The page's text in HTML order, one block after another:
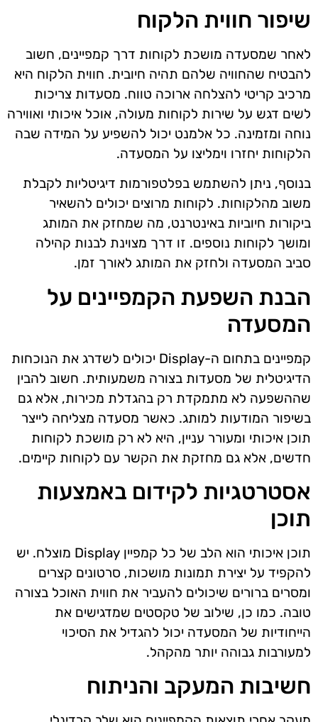
שיפור חווית הלקוח
לאחר שמסעדה מושכת לקוחות דרך קמפיינים, חשוב
להבטיח שהחוויה שלהם תהיה חיובית. חווית הלקוח היא
מרכיב קריטי להצלחה ארוכה טווח. מסעדות צריכות
לשים דגש על שירות לקוחות מעולה, אוכל איכותי ואווירה
נוחה ומזמינה. כל אלמנט יכול להשפיע על המידה שבה
הלקוחות יחזרו וימליצו על המסעדה.
בנוסף, ניתן להשתמש בפלטפורמות דיגיטליות לקבלת
משוב מהלקוחות. לקוחות מרוצים יכולים להשאיר
ביקורות חיוביות באינטרנט, מה שמחזק את המותג
ומושך לקוחות נוספים. זו דרך מצוינת לבנות קהילה
סביב המסעדה ולחזק את המותג לאורך זמן.
הבנת השפעת הקמפיינים על
המסעדה
קמפיינים בתחום ה-Display יכולים לשדרג את הנוכחות
הדיגיטלית של מסעדות בצורה משמעותית. חשוב להבין
שההשפעה לא מתמקדת רק בהגדלת מכירות, אלא גם
בשיפור המודעות למותג. כאשר מסעדה מצליחה לייצר
תוכן איכותי ומעורר עניין, היא לא רק מושכת לקוחות
חדשים, אלא גם מחזקת את הקשר עם לקוחות קיימים.
אסטרטגיות לקידום באמצעות
תוכן
תוכן איכותי הוא הלב של כל קמפיין Display מוצלח. יש
להקפיד על יצירת תמונות מושכות, סרטונים קצרים
ומסרים ברורים שיכולים להעביר את חווית האוכל בצורה
טובה. כמו כן, שילוב של טקסטים שמדגישים את
הייחודיות של המסעדה יכול להגדיל את הסיכוי
למעורבות גבוהה יותר מהקהל.
חשיבות המעקב והניתוח